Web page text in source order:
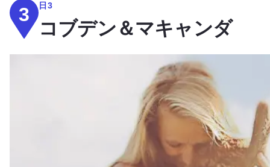
3 日3
コブデン＆マキャンダ